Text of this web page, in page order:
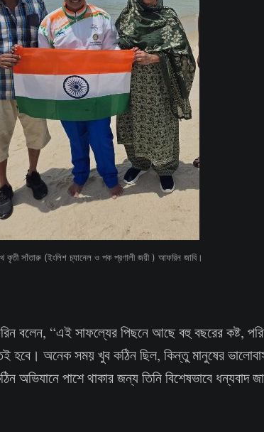
কৃতী সাঁতারু (ইংলিশ চ্যানেল ও পক প্রণালী জয়ী ) আফরিন জাবি।
বলেন, “এই সাফল্যের পিছনে আছে বহু বছরের কষ্ট,
অনেক সময় খুব কঠিন ছিল, কিন্তু মানুষের
পাশে থাকার জন্য তিনি বিশেষভাবে ধন্যবাদ